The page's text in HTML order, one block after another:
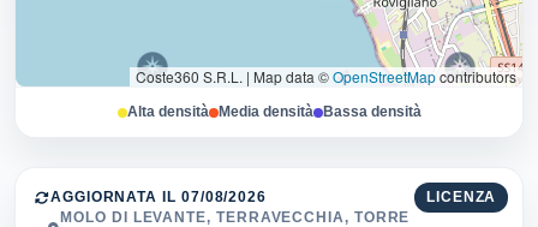
Coste360 S.R.L. | Map data ©OpenStreetMapcontributors
Alta densità Media densità Bassa densità
LICENZA
AGGIORNATA IL 07/08/2026
MOLO DI LEVANTE, TERRAVECCHIA, TORRE